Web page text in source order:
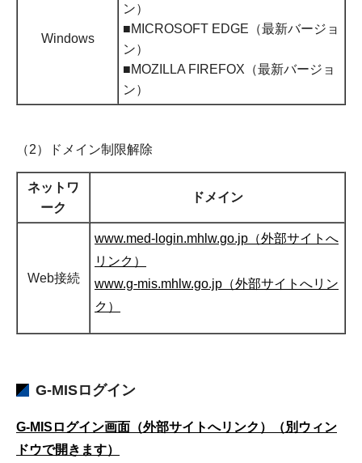
Windows
ン）
■MICROSOFT EDGE（最新バージョ
ン）
■MOZILLA FIREFOX（最新バージョ
ン）
（2）ドメイン制限解除
ネットワ
ーク
ドメイン
Web接続
www.med-login.mhlw.go.jp（外部サイトへ
リンク）
www.g-mis.mhlw.go.jp（外部サイトへリン
ク）
G-MISログイン
G-MISログイン画面（外部サイトへリンク）（別ウィン
ドウで開きます）